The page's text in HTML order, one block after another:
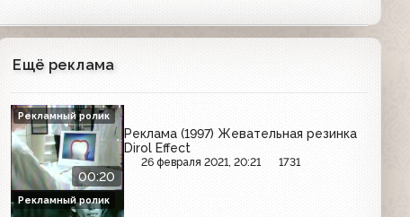
Ещё реклама
00:20
Реклама (1997) Жевательная резинка
Dirol Effect
26 февраля 2021, 20:21 1731
Рекламный ролик
Рекламный ролик